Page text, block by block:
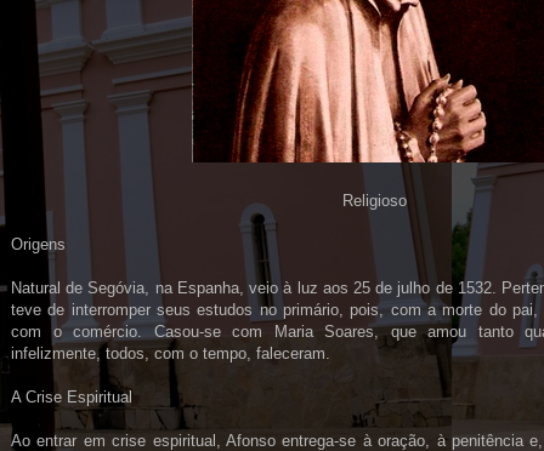
Religioso
Origens
Natural de Segóvia, na Espanha, veio à luz aos 25 de julho de 1532.
teve de interromper seus estudos no primário, pois, com a morte do
com o comércio. Casou-se com Maria Soares, que amou tanto
infelizmente, todos, com o tempo, faleceram.
A Crise Espiritual
Ao entrar em crise espiritual, Afonso entrega-se à oração, à penitência